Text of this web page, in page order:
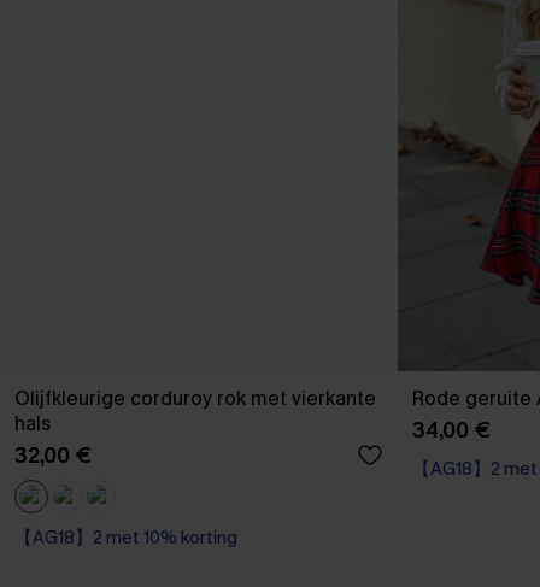
Olijfkleurige corduroy rok met vierkante
hals
32,00 €
【AG18】2 met 10% korting
Rode geruite
34,00 €
【AG18】2